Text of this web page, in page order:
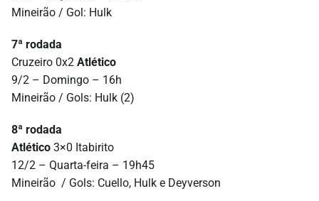
Mineirão / Gol: Hulk
7ª rodada
Cruzeiro 0x2 Atlético
9/2 – Domingo – 16h
Mineirão / Gols: Hulk (2)
8ª rodada
Atlético 3×0 Itabirito
12/2 – Quarta-feira – 19h45
Mineirão / Gols: Cuello, Hulk e Deyverson